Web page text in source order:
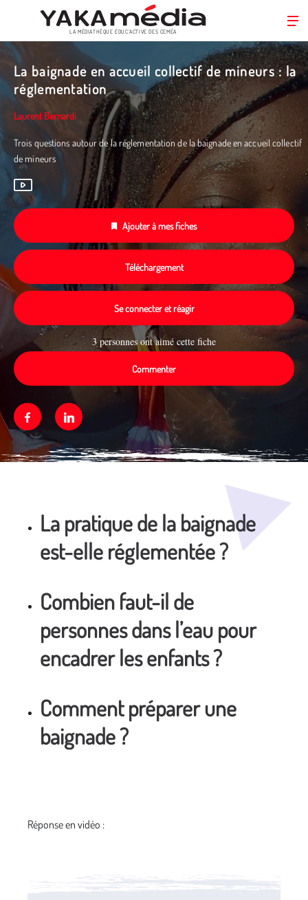
Aller
au
contenu
principal
LA MÉDIATHÈQUE ÉDUC’ACTIVE DES CEMÉA
La baignade en accueil collectif de mineurs : la
réglementation
Laurent Bernardi
Trois questions autour de la réglementation de la baignade en accueil collectif
de mineurs
Ajouter à mes fiches
Téléchargement
Se connecter et réagir
3 personnes ont aimé cette fiche
Commenter
FacebookLinkedin
La pratique de la baignade
est-elle réglementée ?
Combien faut-il de
personnes dans l’eau pour
encadrer les enfants ?
Comment préparer une
baignade ?
Réponse en vidéo :